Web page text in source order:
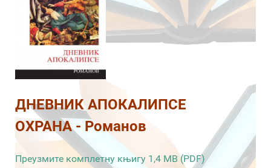
ДНЕВНИК АПОКАЛИПСЕ
ОХРАНА - Романов
Преузмите комплетну књигу 1,4 MB (PDF)